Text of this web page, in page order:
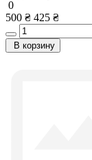
0
500 ₴ 425 ₴
В корзину